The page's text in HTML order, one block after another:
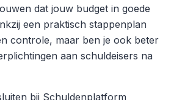
dat jouw budget in goede
een praktisch stappenplan
controle, maar ben je ook beter
aan schuldeisers na
bij Schuldenplatform